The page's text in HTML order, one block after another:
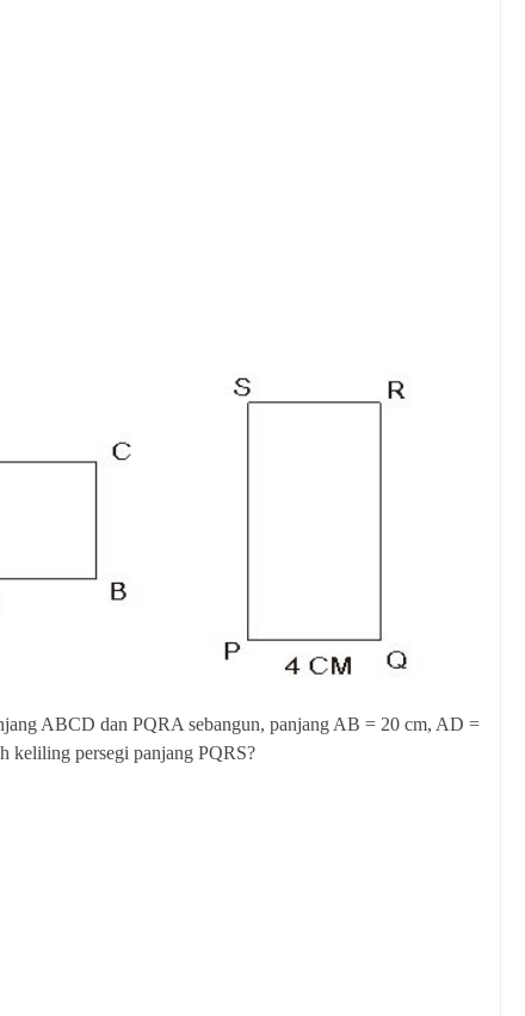
ABCD dan PQRA sebangun, panjang AB = 20 cm, AD =
keliling persegi panjang PQRS?